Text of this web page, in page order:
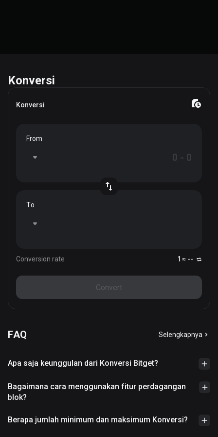
Konversi
Konversi
From
To
Conversion rate 1 ≈ --
Convert
FAQ Selengkapnya
Apa saja keunggulan dari Konversi Bitget?
Bagaimana cara menggunakan fitur perdagangan
blok?
Berapa jumlah minimum dan maksimum Konversi?